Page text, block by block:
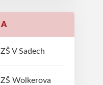
V Sadech
Wolkerova